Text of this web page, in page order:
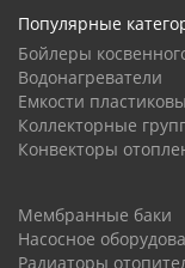
Популярные
Бойлеры
Водонагреватели
Емкости
Коллекторные
Конвекторы
Мембранные баки
Насосное
Радиаторы